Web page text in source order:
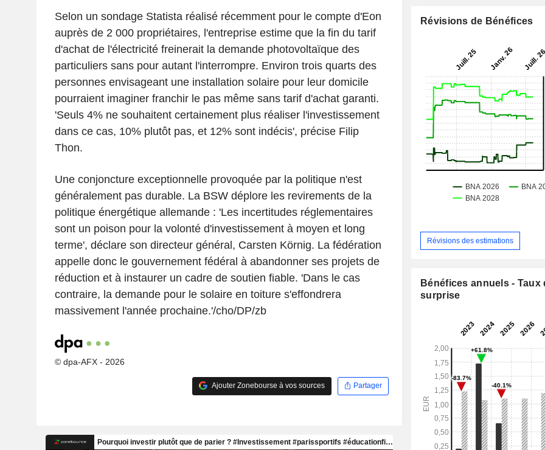
Selon un sondage Statista réalisé récemment pour le compte d'Eon
auprès de 2 000 propriétaires, l'entreprise estime que la fin du tarif
d'achat de l'électricité freinerait la demande photovoltaïque des
particuliers sans pour autant l'interrompre. Environ trois quarts des
personnes envisageant une installation solaire pour leur domicile
pourraient imaginer franchir le pas même sans tarif d'achat garanti.
'Seuls 4% ne souhaitent certainement plus réaliser l'investissement
dans ce cas, 10% plutôt pas, et 12% sont indécis', précise Filip
Thon.
Une conjoncture exceptionnelle provoquée par la politique n'est
généralement pas durable. La BSW déplore les revirements de la
politique énergétique allemande : 'Les incertitudes réglementaires
sont un poison pour la volonté d'investissement à moyen et long
terme', déclare son directeur général, Carsten Körnig. La fédération
appelle donc le gouvernement fédéral à abandonner ses projets de
réduction et à instaurer un cadre de soutien fiable. 'Dans le cas
contraire, la demande pour le solaire en toiture s'effondrera
massivement l'année prochaine.'/cho/DP/zb
© dpa-AFX - 2026
Ajouter Zonebourse à vos sources Partager
Révisions de Bénéfices
Révisions des estimations
Bénéfices annuels - Taux
surprise